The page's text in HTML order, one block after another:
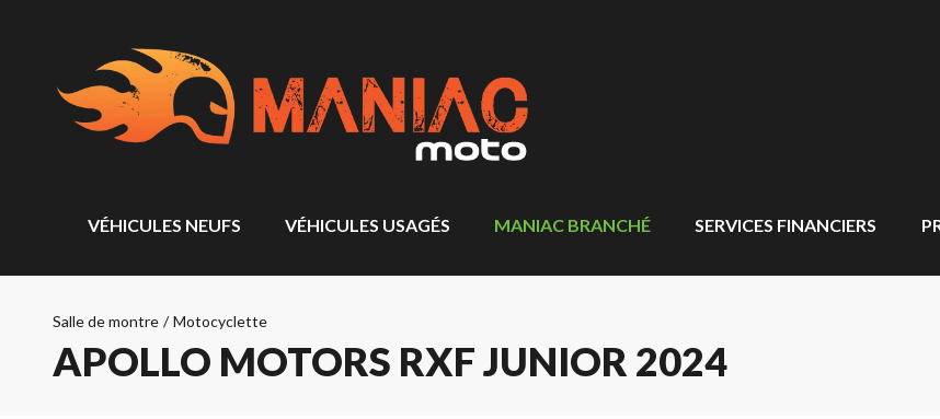
VÉHICULES NEUFS VÉHICULES USAGÉS MANIAC BRANCHÉ SERVICES FINANCIERS
Salle de montre / Motocyclette
APOLLO MOTORS RXF JUNIOR 2024